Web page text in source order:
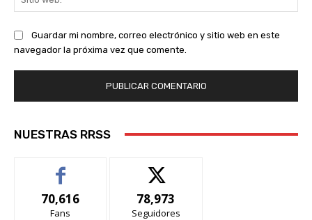
Guardar mi nombre, correo electrónico y sitio web en este
navegador la próxima vez que comente.
NUESTRAS RRSS
70,616
Fans
78,973
Seguidores